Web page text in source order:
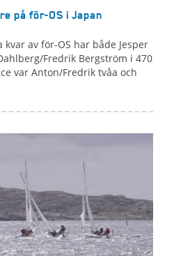
på för-OS i Japan
av för-OS har både Jesper
Fredrik Bergström i 470
var Anton/Fredrik tvåa och